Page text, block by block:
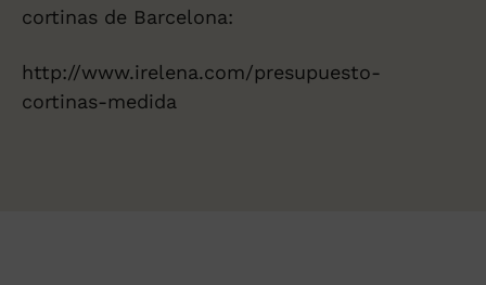
cortinas de Barcelona:
http://www.irelena.com/presupuesto-
cortinas-medida